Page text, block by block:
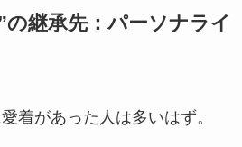
の継承先：パーソナライ
着があった人は多いはず。